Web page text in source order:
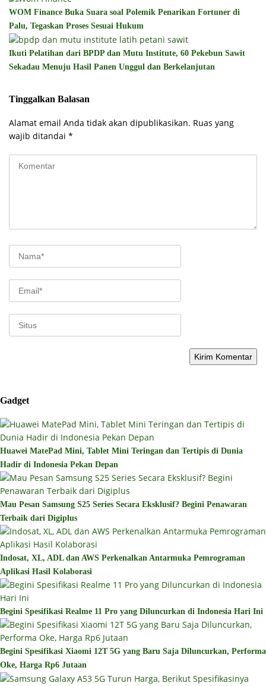
WOM Finance Buka Suara soal Polemik Penarikan Fortuner di
Palu, Tegaskan Proses Sesuai Hukum
Ikuti Pelatihan dari BPDP dan Mutu Institute, 60 Pekebun Sawit
Sekadau Menuju Hasil Panen Unggul dan Berkelanjutan
Tinggalkan Balasan
Alamat email Anda tidak akan dipublikasikan. Ruas yang
wajib ditandai *
Gadget
Huawei MatePad Mini, Tablet Mini Teringan dan Tertipis di Dunia
Hadir di Indonesia Pekan Depan
Mau Pesan Samsung S25 Series Secara Eksklusif? Begini Penawaran
Terbaik dari Digiplus
Indosat, XL, ADL dan AWS Perkenalkan Antarmuka Pemrograman
Aplikasi Hasil Kolaborasi
Begini Spesifikasi Realme 11 Pro yang Diluncurkan di Indonesia Hari Ini
Begini Spesifikasi Xiaomi 12T 5G yang Baru Saja Diluncurkan, Performa
Oke, Harga Rp6 Jutaan